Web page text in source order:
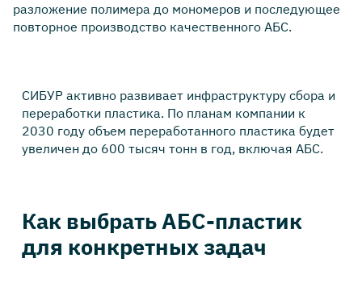
разложение полимера до мономеров и последующее
повторное производство качественного АБС.
СИБУР активно развивает инфраструктуру сбора и
переработки пластика. По планам компании к
2030 году объем переработанного пластика будет
увеличен до 600 тысяч тонн в год, включая АБС.
Как выбрать АБС-пластик
для конкретных задач